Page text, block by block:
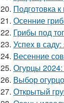
20. Подготовка
21. Осенние
22. Грибы под
23. Успех в
24. Весенние
25. Огурцы 2024:
26. Выбор
27. Открытый